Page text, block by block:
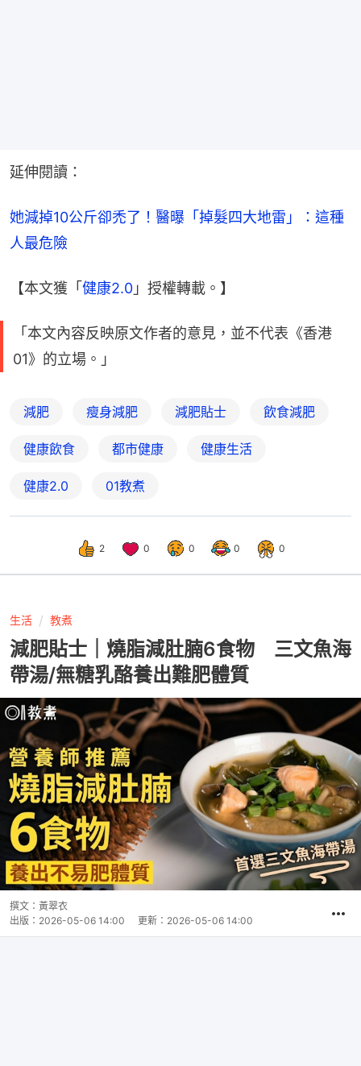
延伸閱讀：
她減掉10公斤卻禿了！醫曝「掉髮四大地雷」：這種
人最危險
【本文獲「 健康2.0 」授權轉載。】
「本文內容反映原文作者的意見，並不代表《香港
01》的立場。」
減肥 瘦身減肥 減肥貼士 飲食減肥
健康飲食 都市健康 健康生活
健康2.0 01教煮
2 0 0 0 0
生活 教煮
減肥貼士｜燒脂減肚腩6食物 三文魚海
帶湯/無糖乳酪養出難肥體質
撰文： 黃翠衣
出版： 2026-05-06 14:00 更新： 2026-05-06 14:00